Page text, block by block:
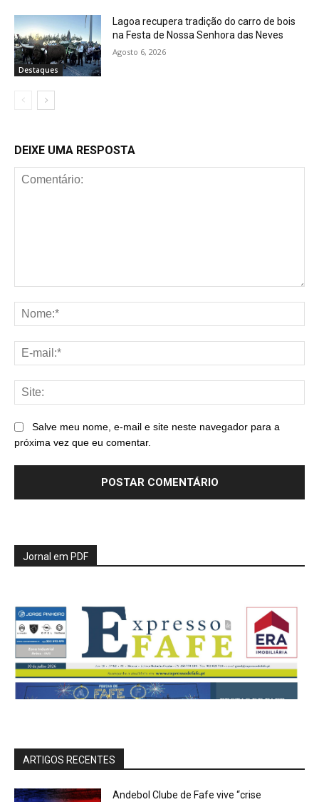
Destaques
Lagoa recupera tradição do carro de bois
na Festa de Nossa Senhora das Neves
Agosto 6, 2026
DEIXE UMA RESPOSTA
Salve meu nome, e-mail e site neste navegador para a
próxima vez que eu comentar.
Jornal em PDF
ARTIGOS RECENTES
Andebol Clube de Fafe vive “crise